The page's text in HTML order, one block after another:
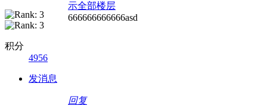
积分
4956
发消息
示全部楼层
666666666666asd
回复